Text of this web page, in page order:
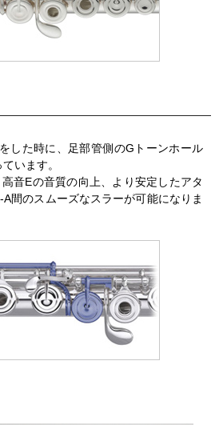
した時に、足部管側のGトーンホール
います。
音Eの音質の向上、より安定したアタ
間のスムーズなスラーが可能になりま